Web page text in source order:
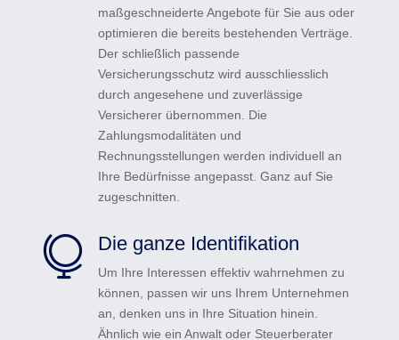
maßgeschneiderte Angebote für Sie aus oder
optimieren die bereits bestehenden Verträge.
Der schließlich passende
Versicherungsschutz wird ausschliesslich
durch angesehene und zuverlässige
Versicherer übernommen. Die
Zahlungsmodalitäten und
Rechnungsstellungen werden individuell an
Ihre Bedürfnisse angepasst. Ganz auf Sie
zugeschnitten.
 Die ganze Identifikation
Um Ihre Interessen effektiv wahrnehmen zu
können, passen wir uns Ihrem Unternehmen
an, denken uns in Ihre Situation hinein.
Ähnlich wie ein Anwalt oder Steuerberater